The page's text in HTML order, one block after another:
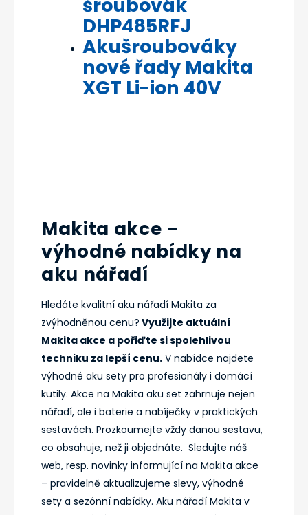
DHP485RFJ
Akušroubováky
nové řady Makita
XGT Li-ion 40V
Makita akce –
výhodné nabídky na
aku nářadí
Hledáte kvalitní aku nářadí Makita za
zvýhodněnou cenu? Využijte aktuální
Makita akce a pořiďte si spolehlivou
techniku za lepší cenu. V nabídce najdete
výhodné aku sety pro profesionály i domácí
kutily. Akce na Makita aku set zahrnuje nejen
nářadí, ale i baterie a nabíječky v praktických
sestavách. Prozkoumejte vždy danou sestavu,
co obsahuje, než ji objednáte. Sledujte náš
web, resp. novinky informující na Makita akce
– pravidelně aktualizujeme slevy, výhodné
sety a sezónní nabídky. Aku nářadí Makita v